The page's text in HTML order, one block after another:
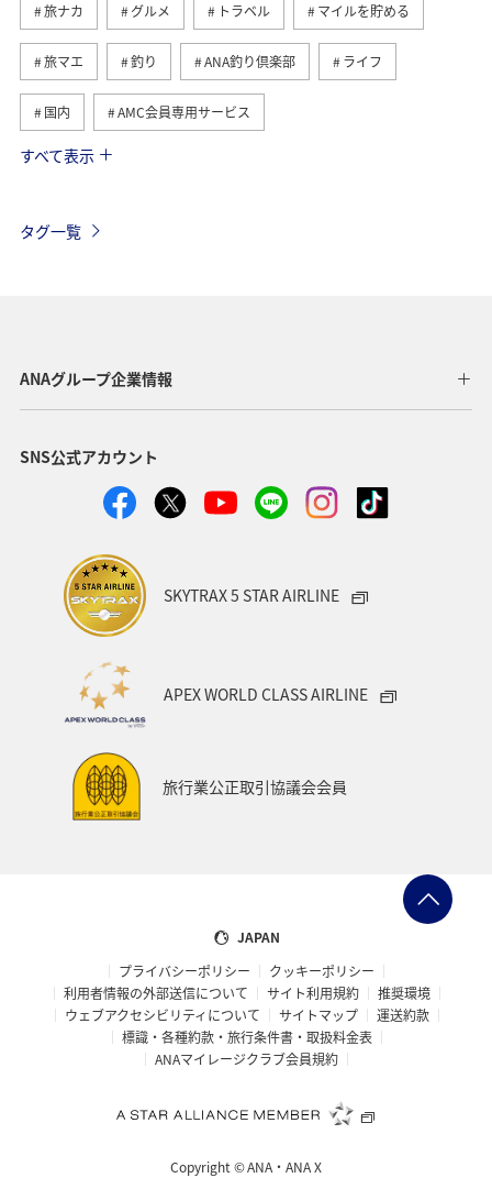
旅ナカ グルメ トラベル マイルを貯める
旅マエ 釣り ANA釣り倶楽部 ライフ
国内 AMC会員専用サービス
冬 歴史・文化・芸術
北海道 福井県 秋田県 茨城県 鳥取県
東京都 帰省
編集長のおすすめ
すべて表示
タグ一覧
ANAグループ企業情報
SNS公式アカウント
SKYTRAX 5 STAR AIRLINE
APEX WORLD CLASS AIRLINE
旅行業公正取引協議会会員
JAPAN
プライバシーポリシー
クッキーポリシー
利用者情報の外部送信について
サイト利用規約
推奨環境
ウェブアクセシビリティについて
サイトマップ
運送約款
標識・各種約款・旅行条件書・取扱料金表
ANAマイレージクラブ会員規約
Copyright ©ANA・ANA X